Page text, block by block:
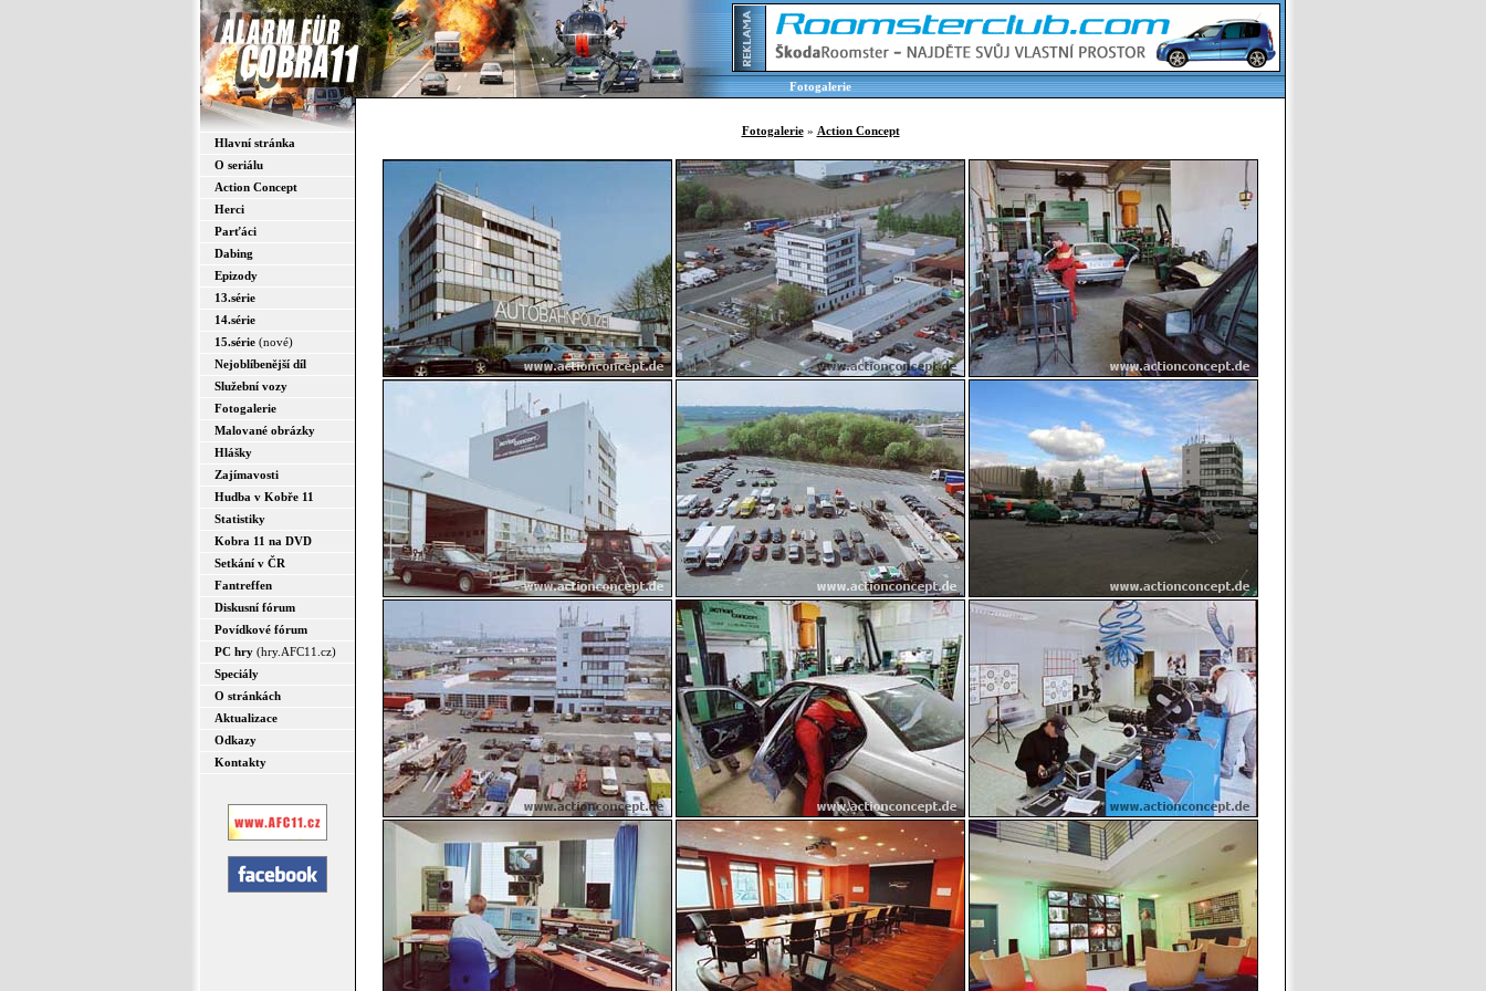
Fotogalerie
Hlavní stránka
O seriálu
Action Concept
Herci
Parťáci
Dabing
Epizody
13.série
14.série
15.série (nové)
Nejoblíbenější díl
Služební vozy
Fotogalerie
Malované obrázky
Hlášky
Zajímavosti
Hudba v Kobře 11
Statistiky
Kobra 11 na DVD
Setkání v ČR
Fantreffen
Diskusní fórum
Povídkové fórum
PC hry (hry.AFC11.cz)
Speciály
O stránkách
Aktualizace
Odkazy
Kontakty
Fotogalerie» Action Concept